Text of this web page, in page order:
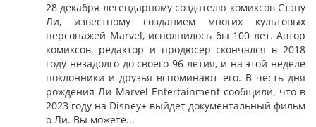
28 декабря легендарному создателю комиксов Стэну
Ли, известному созданием многих культовых
персонажей Marvel, исполнилось бы 100 лет. Автор
комиксов, редактор и продюсер скончался в 2018
году незадолго до своего 96-летия, и на этой неделе
поклонники и друзья вспоминают его. В честь дня
рождения Ли Marvel Entertainment сообщили, что в
2023 году на Disney+ выйдет документальный фильм
о Ли. Вы можете...